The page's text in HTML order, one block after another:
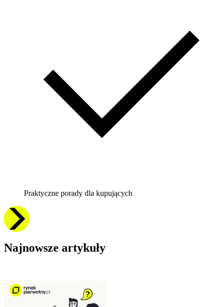
Praktyczne porady dla kupujących
Najnowsze artykuły